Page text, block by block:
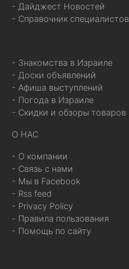
- Дайджест Новостей
- Справочник специалистов
- Знакомства в Израиле
- Доски объявлений
- Афиша выступлений
- Погода в Израиле
- Скидки и обзоры товаров
О НАС
- О компании
- Связь с нами
- Мы в Facebook
- Rss feed
- Privacy Policy
- Правила пользования
- Помощь по сайту